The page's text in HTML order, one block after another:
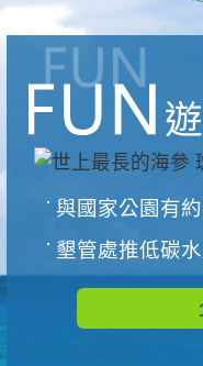
與國家公園有
墾管處推低碳水